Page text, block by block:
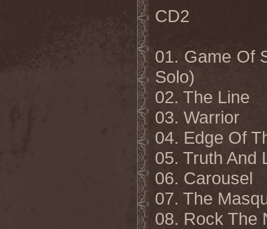
CD2
01. Game Of
Solo)
02. The Line
03. Warrior
04. Edge Of
05. Truth And
06. Carousel
07. The
08. Rock The